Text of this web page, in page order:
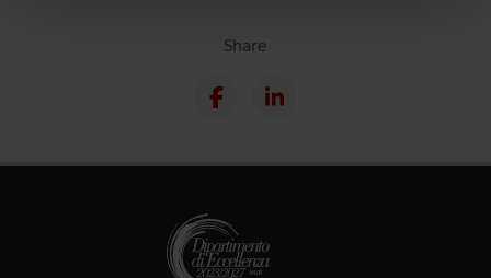
con altre informazioni che hai fornito loro o che hanno
Share